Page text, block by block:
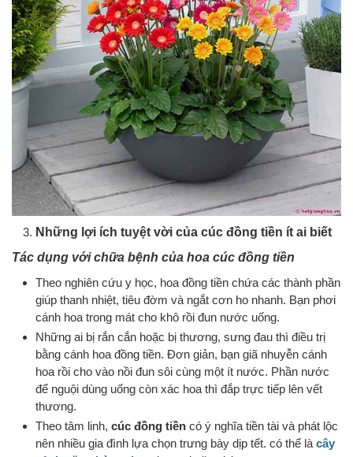
Những lợi ích tuyệt vời của cúc đồng tiền ít ai biết
Tác dụng với chữa bệnh của hoa cúc đồng tiền
Theo nghiên cứu y học, hoa đồng tiền chứa các thành phần
giúp thanh nhiệt, tiêu đờm và ngắt cơn ho nhanh. Bạn phơi
cánh hoa trong mát cho khô rồi đun nước uống.
Những ai bị rắn cắn hoặc bị thương, sưng đau thì điều trị
bằng cánh hoa đồng tiền. Đơn giản, bạn giã nhuyễn cánh
hoa rồi cho vào nồi đun sôi cùng một ít nước. Phần nước
để nguội dùng uống còn xác hoa thì đắp trực tiếp lên vết
thương.
Theo tâm linh, cúc đồng tiền có ý nghĩa tiền tài và phát lộc
nên nhiều gia đình lựa chọn trưng bày dịp tết. có thể là cây